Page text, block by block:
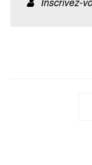
Inscrivez-